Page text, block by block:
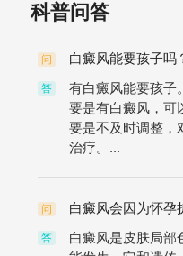
科普问答
问 白癜风能要孩子吗
答
有白癜风能要孩子
要是有白癜风，可
要是不及时调整，
治疗。...
问 白癜风会因为怀孕
答
白癜风是皮肤局部